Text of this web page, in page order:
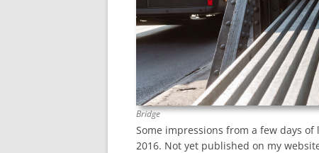
Bridge
Some impressions from a few days
2016. Not yet published on my